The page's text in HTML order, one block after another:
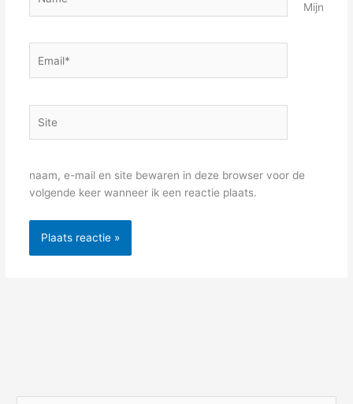
Mijn
naam, e-mail en site bewaren in deze browser voor de
volgende keer wanneer ik een reactie plaats.